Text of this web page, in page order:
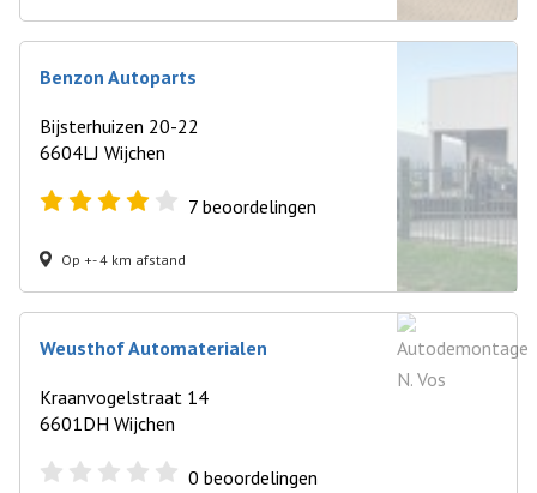
Benzon Autoparts
Bijsterhuizen 20-22
6604LJ Wijchen
7 beoordelingen
Op +- 4 km afstand
Weusthof Automaterialen
Kraanvogelstraat 14
6601DH Wijchen
0 beoordelingen